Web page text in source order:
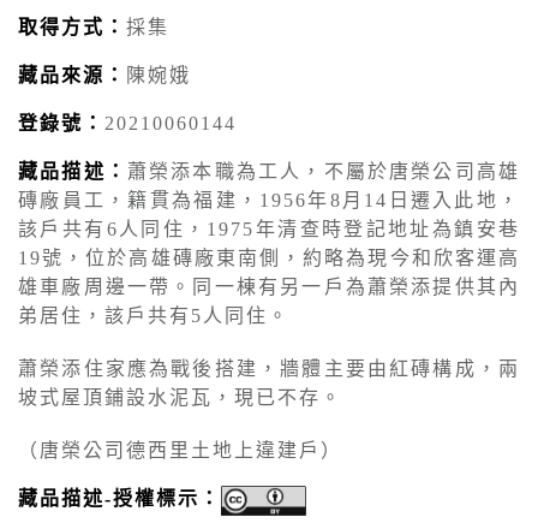
取得方式： 採集
藏品來源： 陳婉娥
登錄號： 20210060144
藏品描述： 蕭榮添本職為工人，不屬於唐榮公司高雄
磚廠員工，籍貫為福建，1956年8月14日遷入此地，
該戶共有6人同住，1975年清查時登記地址為鎮安巷
19號，位於高雄磚廠東南側，約略為現今和欣客運高
雄車廠周邊一帶。同一棟有另一戶為蕭榮添提供其內
弟居住，該戶共有5人同住。
蕭榮添住家應為戰後搭建，牆體主要由紅磚構成，兩
坡式屋頂鋪設水泥瓦，現已不存。
（唐榮公司德西里土地上違建戶）
藏品描述-授權標示：